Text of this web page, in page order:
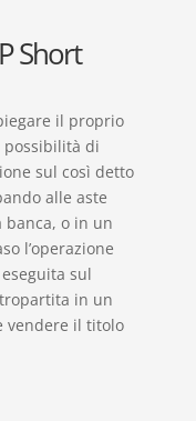
Short
il proprio
di
sul così detto
alle aste
o in un
l’operazione
sul
in un
vendere il titolo